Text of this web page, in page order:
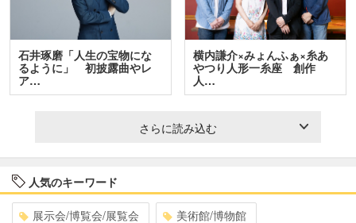
石井琢磨「人生の宝物にな
るように」 初披露曲やレ
ア…
横内謙介×みょんふぁ×糸あ
やつり人形一糸座 創作
人…
さらに読み込む
人気のキーワード
展示会/博覧会/展覧会 美術館/博物館